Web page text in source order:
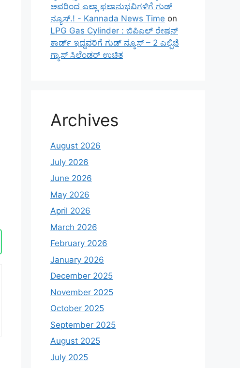
ಅವರಿಂದ ಎಲ್ಲಾ ಫಲಾನುಭವಿಗಳಿಗೆ ಗುಡ್
ನ್ಯೂಸ್.! - Kannada News Time on
LPG Gas Cylinder : ಬಿಪಿಎಲ್ ರೇಷನ್
ಕಾರ್ಡ್ ಇದ್ದವರಿಗೆ ಗುಡ್ ನ್ಯೂಸ್ – 2 ಎಲ್ಪಿಜಿ
ಗ್ಯಾಸ್ ಸಿಲೆಂಡರ್ ಉಚಿತ
Archives
August 2026
July 2026
June 2026
May 2026
April 2026
March 2026
February 2026
January 2026
December 2025
November 2025
October 2025
September 2025
August 2025
July 2025